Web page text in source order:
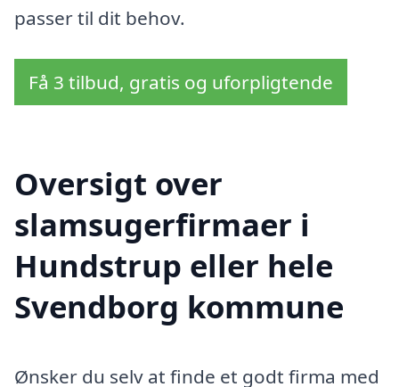
passer til dit behov.
Få 3 tilbud, gratis og uforpligtende
Oversigt over
slamsugerfirmaer i
Hundstrup eller hele
Svendborg kommune
Ønsker du selv at finde et godt firma med